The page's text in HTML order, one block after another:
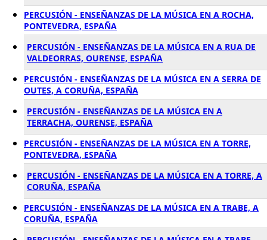
PERCUSIÓN - ENSEÑANZAS DE LA MÚSICA EN A ROCHA,
PONTEVEDRA, ESPAÑA
PERCUSIÓN - ENSEÑANZAS DE LA MÚSICA EN A RUA DE
VALDEORRAS, OURENSE, ESPAÑA
PERCUSIÓN - ENSEÑANZAS DE LA MÚSICA EN A SERRA DE
OUTES, A CORUÑA, ESPAÑA
PERCUSIÓN - ENSEÑANZAS DE LA MÚSICA EN A
TERRACHA, OURENSE, ESPAÑA
PERCUSIÓN - ENSEÑANZAS DE LA MÚSICA EN A TORRE,
PONTEVEDRA, ESPAÑA
PERCUSIÓN - ENSEÑANZAS DE LA MÚSICA EN A TORRE, A
CORUÑA, ESPAÑA
PERCUSIÓN - ENSEÑANZAS DE LA MÚSICA EN A TRABE, A
CORUÑA, ESPAÑA